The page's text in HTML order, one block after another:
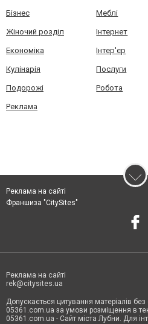
Бізнес Меблі
Жіночий розділ Інтернет
Економіка Інтер'єр
Кулінарія Послуги
Подорожі Робота
Реклама
Реклама на сайті
Франшиза "CitySites"
Реклама на сайті
rek@citysites.ua
Допускається цитування матеріалів
05361.com.ua за умови розміщення в
05361.com.ua - Сайт міста Лубни. Для